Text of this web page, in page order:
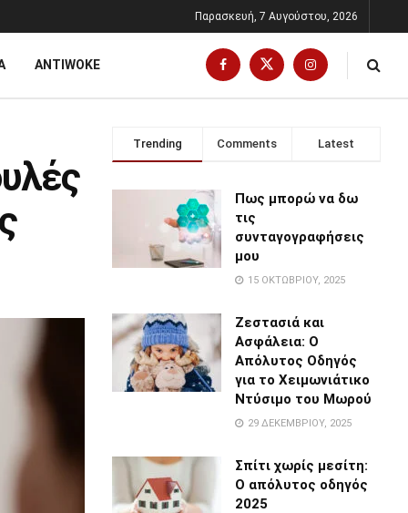
Παρασκευή, 7 Αυγούστου, 2026
ANTIWOKE
Trending Comments Latest
Πως μπορώ να δω
τις
συνταγογραφήσεις
μου
15 ΟΚΤΩΒΡΊΟΥ, 2025
Ζεστασιά και
Ασφάλεια: Ο
Απόλυτος Οδηγός
για το Χειμωνιάτικο
Ντύσιμο του Μωρού
29 ΔΕΚΕΜΒΡΊΟΥ, 2025
Σπίτι χωρίς μεσίτη:
Ο απόλυτος οδηγός
2025